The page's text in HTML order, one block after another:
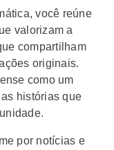
você reúne
valorizam a
compartilham
originais.
como um
histórias que
por notícias e